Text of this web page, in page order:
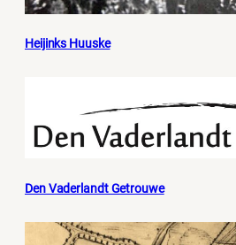
Heijinks Huuske
Den Vaderlandt Getrouwe